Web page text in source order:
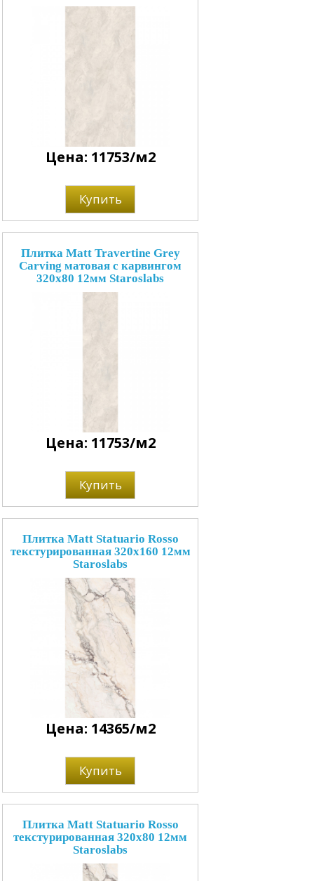
Цена: 11753/м2
Купить
Плитка Matt Travertine Grey
Carving матовая с карвингом
320x80 12мм Staroslabs
Цена: 11753/м2
Купить
Плитка Matt Statuario Rosso
текстурированная 320x160 12мм
Staroslabs
Цена: 14365/м2
Купить
Плитка Matt Statuario Rosso
текстурированная 320x80 12мм
Staroslabs